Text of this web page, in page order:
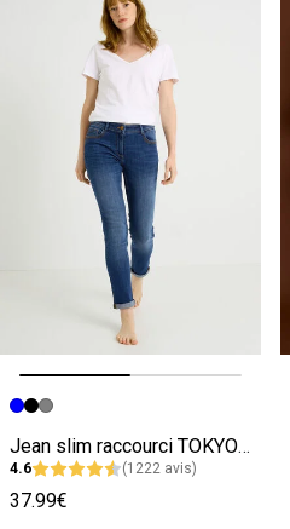
Image précédente
Image suivante
Jean slim raccourci TOKYO R01 femme
4.6 (1222 avis)
37.99€